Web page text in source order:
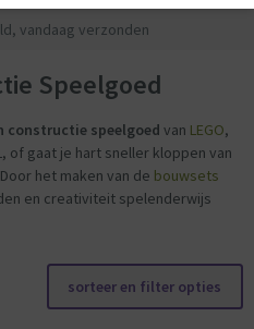
vandaag verzonden
Speelgoed
constructie speelgoed van LEGO,
of gaat je hart sneller kloppen van
het maken van de bouwsets
en creativiteit spelenderwijs
sorteer en filter opties